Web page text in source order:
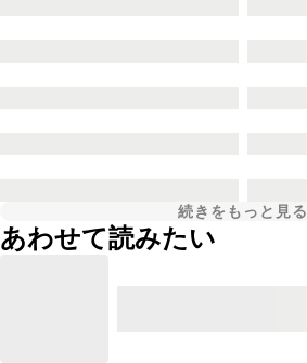
続きをもっと見る
あわせて読みたい